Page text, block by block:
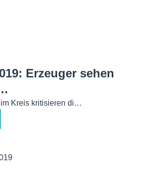
Erzeuger sehen
im Kreis kritisieren di…